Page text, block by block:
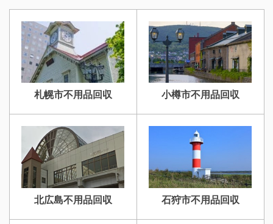
札幌市不用品回収 小樽市不用品回収
北広島不用品回収 石狩市不用品回収